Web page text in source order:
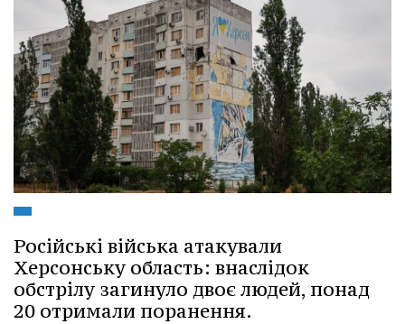
Російські війська атакували
Херсонську область: внаслідок
обстрілу загинуло двоє людей, понад
20 отримали поранення.